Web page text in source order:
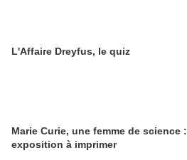
L'Affaire Dreyfus, le quiz
Marie Curie, une femme de science :
exposition à imprimer